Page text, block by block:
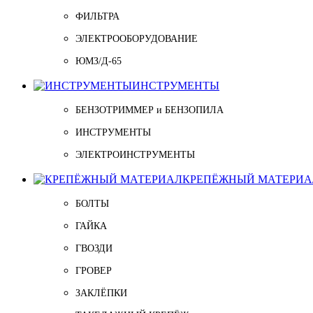
ФИЛЬТРА
ЭЛЕКТРООБОРУДОВАНИЕ
ЮМЗ/Д-65
ИНСТРУМЕНТЫ
БЕНЗОТРИММЕР и БЕНЗОПИЛА
ИНСТРУМЕНТЫ
ЭЛЕКТРОИНСТРУМЕНТЫ
КРЕПЁЖНЫЙ
БОЛТЫ
ГАЙКА
ГВОЗДИ
ГРОВЕР
ЗАКЛЁПКИ